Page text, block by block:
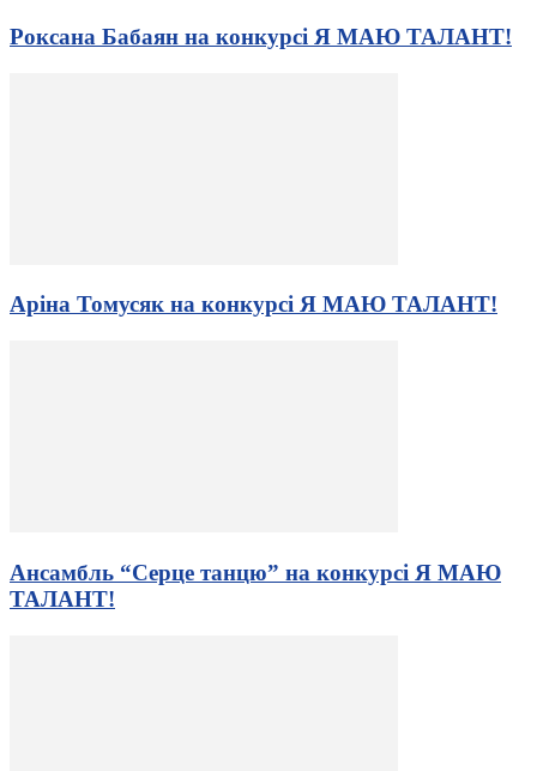
Роксана Бабаян на конкурсі Я МАЮ ТАЛАНТ!
Аріна Томусяк на конкурсі Я МАЮ ТАЛАНТ!
Ансамбль “Серце танцю” на конкурсі Я МАЮ
ТАЛАНТ!